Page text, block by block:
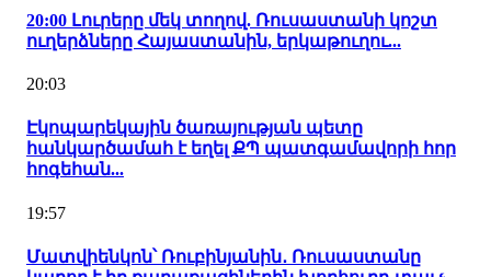
20:00 Լուրերը մեկ տողով. Ռուսաստանի կոշտ
ուղերձները Հայաստանին, երկաթուղու...
20:03
Էկոպարեկային ծառայության պետը
հանկարծամահ է եղել ՔՊ պատգամավորի հոր
հոգեհան...
19:57
Մատվիենկոն՝ Ռուբինյանին․ Ռուսաստանը